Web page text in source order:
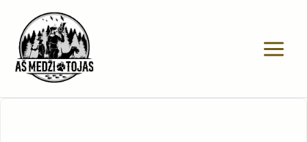
turinio